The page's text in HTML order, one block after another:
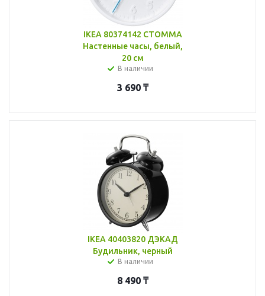
IKEA 80374142 СТОММА
Настенные часы, белый,
20 см
В наличии
3 690 ₸
IKEA 40403820 ДЭКАД
Будильник, черный
В наличии
8 490 ₸